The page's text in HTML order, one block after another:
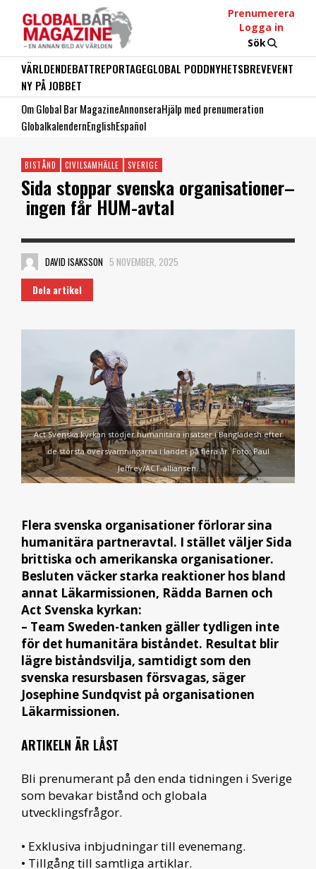
Prenumerera
Logga in
Sök
VÄRLDENDEBATTREPORTAGEGLOBAL PODDNYHETSBREVEVENT
NY PÅ JOBBET
Om Global Bar MagazineAnnonseraHjälp med prenumeration
GlobalkalendernEnglishEspañol
BISTÅND CIVILSAMHÄLLE SVERIGE
Sida stoppar svenska organisationer–
ingen får HUM-avtal
DAVID ISAKSSON 5 NOVEMBER, 2025
Dela artikel
Act Svenska kyrkan stödjer humanitära insatser i Bangladesh efter
de största översvämningarna i landet på flera år. Foto: Paul
Jeffrey/ACT-alliansen.
Flera svenska organisationer förlorar sina
humanitära partneravtal. I stället väljer Sida
brittiska och amerikanska organisationer.
Besluten väcker starka reaktioner hos bland
annat Läkarmissionen, Rädda Barnen och
Act Svenska kyrkan:
– Team Sweden-tanken gäller tydligen inte
för det humanitära biståndet. Resultat blir
lägre biståndsvilja, samtidigt som den
svenska resursbasen försvagas, säger
Josephine Sundqvist på organisationen
Läkarmissionen.
ARTIKELN ÄR LÅST
Bli prenumerant på den enda tidningen i Sverige
som bevakar bistånd och globala
utvecklingsfrågor.
• Exklusiva inbjudningar till evenemang.
• Tillgång till samtliga artiklar.